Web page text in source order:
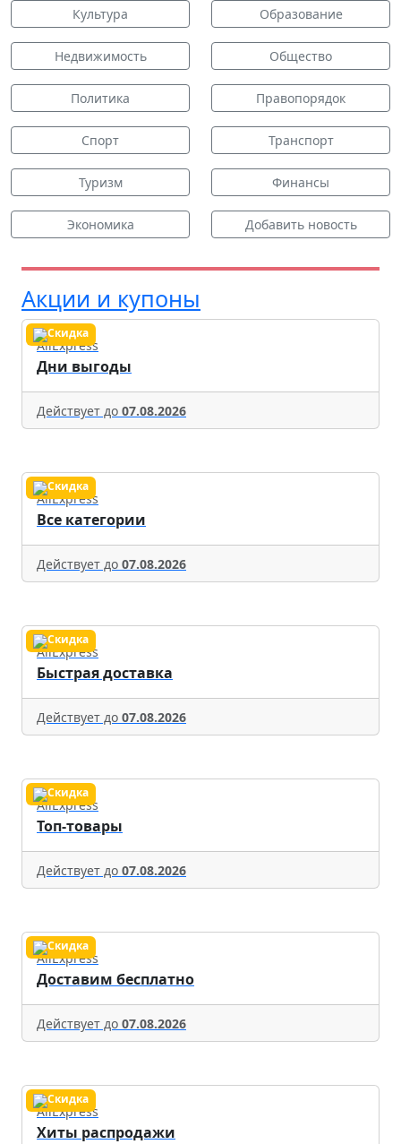
Культура Образование
Недвижимость Общество
Политика Правопорядок
Спорт Транспорт
Туризм Финансы
Экономика Добавить новость
Акции и купоны
AliExpress
Дни выгоды
Действует до 07.08.2026
AliExpress
Все категории
Действует до 07.08.2026
AliExpress
Быстрая доставка
Действует до 07.08.2026
AliExpress
Топ-товары
Действует до 07.08.2026
AliExpress
Доставим бесплатно
Действует до 07.08.2026
AliExpress
Хиты распродажи